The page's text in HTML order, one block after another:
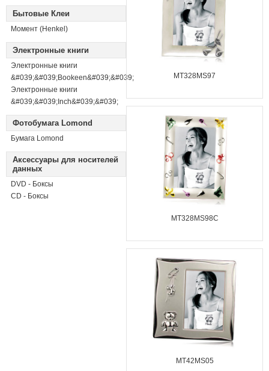
Бытовые Клеи
Момент (Henkel)
Электронные книги
Электронные книги
&#039;&#039;Bookeen&#039;&#039;
Электронные книги
&#039;&#039;Inch&#039;&#039;
Фотобумага Lomond
Бумага Lomond
Аксессуары для носителей
данных
DVD - Боксы
CD - Боксы
MT328MS97
MT328MS98C
MT42MS05